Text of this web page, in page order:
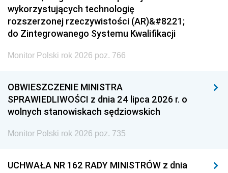
wykorzystujących technologię
rozszerzonej rzeczywistości (AR)&#8221;
do Zintegrowanego Systemu Kwalifikacji
Monitor Polski rok 2026 poz. 766
OBWIESZCZENIE MINISTRA
SPRAWIEDLIWOŚCI z dnia 24 lipca 2026 r. o
wolnych stanowiskach sędziowskich
Monitor Polski rok 2026 poz. 735
UCHWAŁA NR 162 RADY MINISTRÓW z dnia